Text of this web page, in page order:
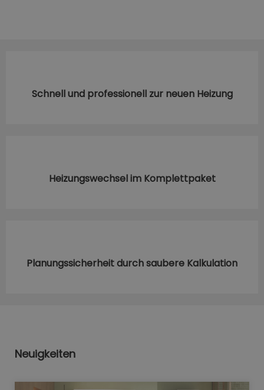
Schnell und professionell zur neuen Heizung
Heizungswechsel im Komplettpaket
Planungssicherheit durch saubere Kalkulation
Neuigkeiten